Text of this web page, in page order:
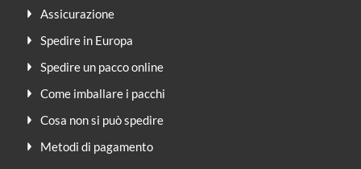
Assicurazione
Spedire in Europa
Spedire un pacco online
Come imballare i pacchi
Cosa non si può spedire
Metodi di pagamento